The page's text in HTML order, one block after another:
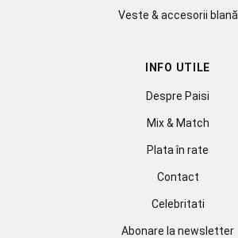
Veste & accesorii blană
INFO UTILE
Despre Paisi
Mix & Match
Plata în rate
Contact
Celebritati
Abonare la newsletter